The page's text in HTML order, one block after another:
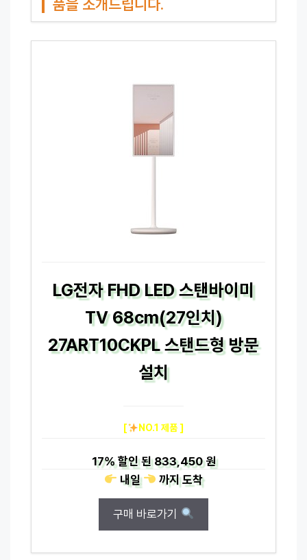
품을 소개드립니다.
LG전자 FHD LED 스탠바이미
TV 68cm(27인치)
27ART10CKPL 스탠드형 방문
설치
[ NO.1 제품 ]
17%할인 된833,450 원
내일
까지도착
구매 바로가기